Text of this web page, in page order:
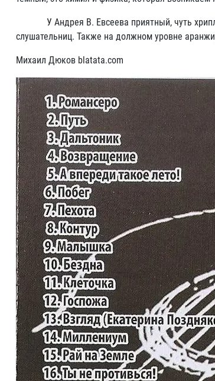
У Андрея В. Евсеева приятный, чуть
слушательниц. Также на должном уровне
Михаил Дюков blatata.com